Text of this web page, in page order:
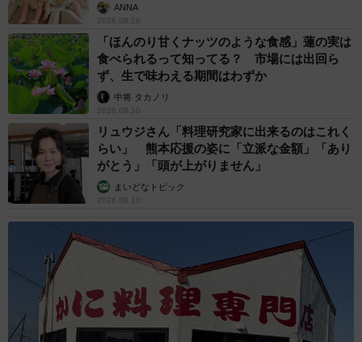
ANNA
2026.08.10
「ほんのり甘くナッツのような食感」蓮の実は
食べられるって知ってる？ 市場には出回ら
ず、生で味わえる期間はわずか
中将 タカノリ
2026.08.10
リュウジさん「料理研究家に出来るのはこれく
らい」 熊本応援の姿に「立派な金額」「あり
がとう」「頭が上がりません」
まいどなトピック
2026.08.10